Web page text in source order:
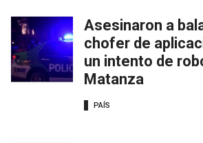
Asesinaron a
chofer de
un intento de
Matanza
PAÍS